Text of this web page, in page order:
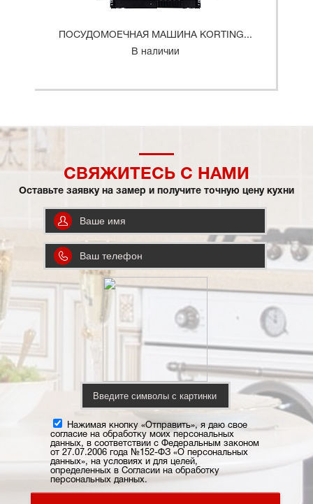
ПОСУДОМОЕЧНАЯ МАШИНА KORTING...
В наличии
СВЯЖИТЕСЬ С НАМИ
Оставьте заявку на замер и получите точную цену кухни
Нажимая кнопку «Отправить», я даю свое
согласие на обработку моих персональных
данных, в соответствии с Федеральным законом
от 27.07.2006 года №152-ФЗ «О персональных
данных», на условиях и для целей,
определенных в Согласии на обработку
персональных данных.